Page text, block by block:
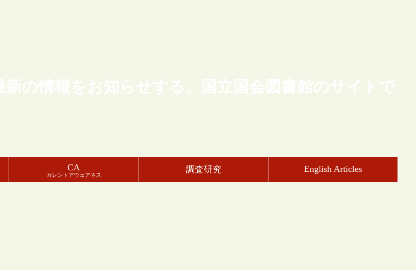
新の情報をお知らせする、国立国会図書館のサイトで
CA
カレントアウェアネス
調査研究 English Articles